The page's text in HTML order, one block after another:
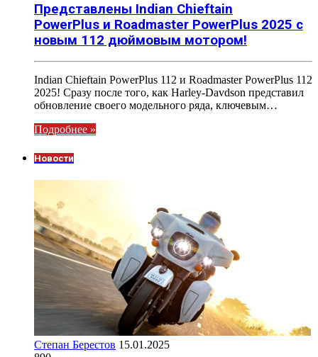
Представлены Indian Chieftain
PowerPlus и Roadmaster PowerPlus 2025 c
новым 112 дюймовым мотором!
Indian Chieftain PowerPlus 112 и Roadmaster PowerPlus 112
2025! Сразу после того, как Harley-Davdson представил
обновление своего модельного ряда, ключевым…
Подробнее »
Новости
Степан Берестов 15.01.2025